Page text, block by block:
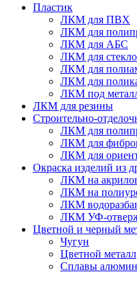
Пластик
ЛКМ для ПВХ
ЛКМ для
ЛКМ для АБС
ЛКМ для
ЛКМ для
ЛКМ для
ЛКМ под
ЛКМ для резины
Строительно-
ЛКМ для
ЛКМ для
ЛКМ для
Окраска изделий из
ЛКМ на
ЛКМ на
ЛКМ
ЛКМ УФ-
Цветной и черный
Чугун
Цветной металл
Сплавы